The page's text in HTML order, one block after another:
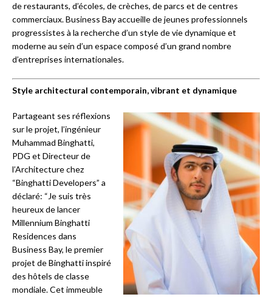
de restaurants, d’écoles, de crèches, de parcs et de centres
commerciaux. Business Bay accueille de jeunes professionnels
progressistes à la recherche d’un style de vie dynamique et
moderne au sein d’un espace composé d’un grand nombre
d’entreprises internationales.
Style architectural contemporain, vibrant et dynamique
Partageant ses réflexions
sur le projet, l’ingénieur
Muhammad Binghatti,
PDG et Directeur de
l’Architecture chez
“Binghatti Developers” a
déclaré: “Je suis très
heureux de lancer
Millennium Binghatti
Residences dans
Business Bay, le premier
projet de Binghatti inspiré
des hôtels de classe
mondiale. Cet immeuble